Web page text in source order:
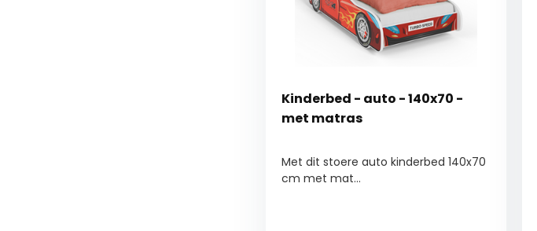
Kinderbed - auto - 140x70 -
met matras
Met dit stoere auto kinderbed 140x70
cm met mat...